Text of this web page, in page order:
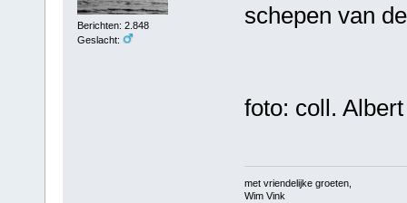
Berichten: 2.848
Geslacht:
schepen van
foto: coll.
met vriendelijke groeten,
Wim Vink